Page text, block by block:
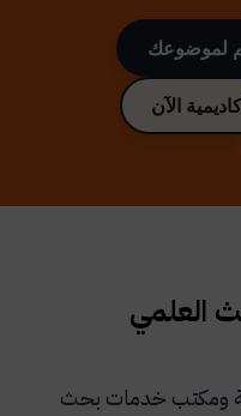
لموضوعك
الآن
العلمي
ومكتب خدمات بحث